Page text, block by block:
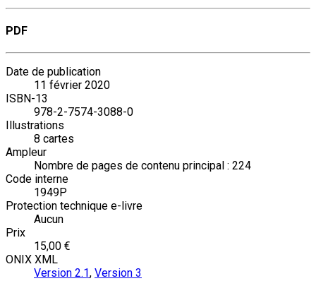
PDF
Date de publication
11 février 2020
ISBN-13
978-2-7574-3088-0
Illustrations
8 cartes
Ampleur
Nombre de pages de contenu principal : 224
Code interne
1949P
Protection technique e-livre
Aucun
Prix
15,00 €
ONIX XML
Version 2.1, Version 3